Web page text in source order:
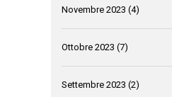
Novembre 2023 (4)
Ottobre 2023 (7)
Settembre 2023 (2)